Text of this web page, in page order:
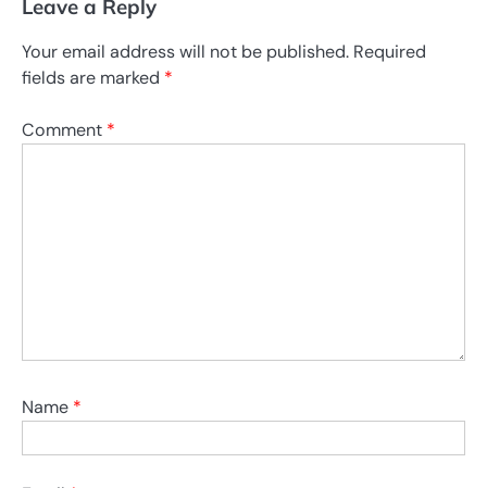
Leave a Reply
Your email address will not be published. Required
fields are marked *
Comment *
Name *